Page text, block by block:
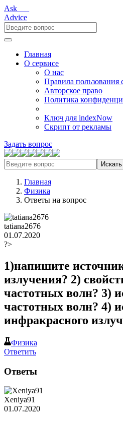
Ask___
Advice
Главная
О сервисе
О нас
Правила пользования
Авторское право
Политика
Ключ для indexNow
Скрипт от рекламы
Задать вопрос
Искать
Главная
Физика
Ответы на вопрос
tatiana2676
01.07.2020
?>
1)напишите
излучения? 2)
частотных волн? 3)
частотных волн? 4)
инфракрасного
Физика
Ответить
Ответы
Xeniya91
01.07.2020